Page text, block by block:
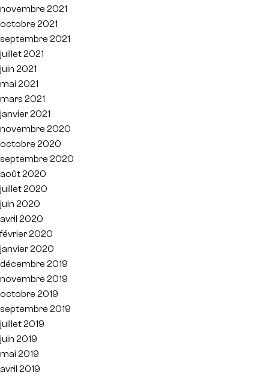
novembre 2021
octobre 2021
septembre 2021
juillet 2021
juin 2021
mai 2021
mars 2021
janvier 2021
novembre 2020
octobre 2020
septembre 2020
août 2020
juillet 2020
juin 2020
avril 2020
février 2020
janvier 2020
décembre 2019
novembre 2019
octobre 2019
septembre 2019
juillet 2019
juin 2019
mai 2019
avril 2019